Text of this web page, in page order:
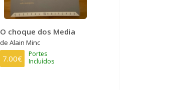
O choque dos Media
de Alain Minc
7.00€
Portes
Incluídos